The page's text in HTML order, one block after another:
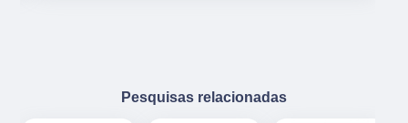
Pesquisas relacionadas